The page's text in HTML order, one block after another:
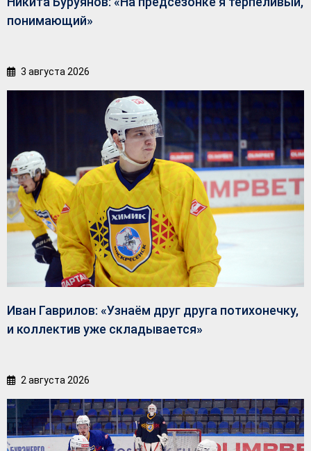
понимающий»
3 августа 2026
Иван Гаврилов: «Узнаём друг друга потихонечку,
и коллектив уже складывается»
2 августа 2026